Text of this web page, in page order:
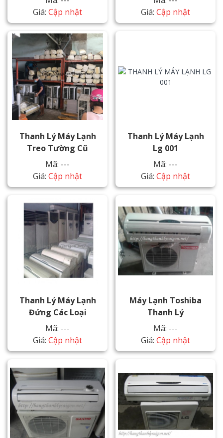
Giá: Cập nhật
Giá: Cập nhật
Thanh Lý Máy Lạnh
Treo Tường Cũ
Mã: ---
Giá: Cập nhật
Thanh Lý Máy Lạnh
Lg 001
Mã: ---
Giá: Cập nhật
Thanh Lý Máy Lạnh
Đứng Các Loại
Mã: ---
Giá: Cập nhật
Máy Lạnh Toshiba
Thanh Lý
Mã: ---
Giá: Cập nhật